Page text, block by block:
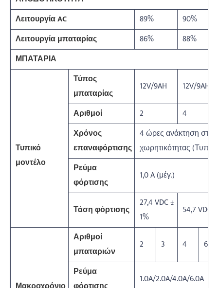
Λειτουργία AC
89%
90%
Λειτουργία μπαταρίας
86%
88%
ΜΠΑΤΑΡΙΑ
Τυπικό
μοντέλο
Τύπος
μπαταρίας
12V/9AH 12V/9AH
Αριθμοί 2
4
Χρόνος
επαναφόρτισης
4 ώρες ανάκτηση στο
χωρητικότητας
Ρεύμα
φόρτισης
1,0 A (μέγ.)
Τάση φόρτισης
27,4 VDC ±
1%
54,7 VDC
Αριθμοί
μπαταριών
2 3 4 6
Ρεύμα
1.0A/2.0A/4.0A/6.0A